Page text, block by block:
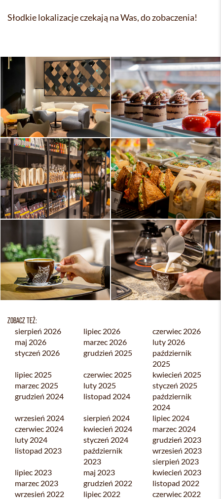
Słodkie lokalizacje czekają na Was, do zobaczenia!
ZOBACZ TEŻ:
sierpień 2026 lipiec 2026
czerwiec 2026
maj 2026
marzec 2026
luty 2026
styczeń 2026
grudzień 2025
październik
2025
lipiec 2025
czerwiec 2025
kwiecień 2025
marzec 2025
luty 2025
styczeń 2025
grudzień 2024
listopad 2024
październik
2024
wrzesień 2024
sierpień 2024
lipiec 2024
czerwiec 2024
kwiecień 2024
marzec 2024
luty 2024
styczeń 2024
grudzień 2023
listopad 2023
październik
2023
wrzesień 2023
sierpień 2023
lipiec 2023
maj 2023
kwiecień 2023
marzec 2023
grudzień 2022
listopad 2022
wrzesień 2022
lipiec 2022
czerwiec 2022